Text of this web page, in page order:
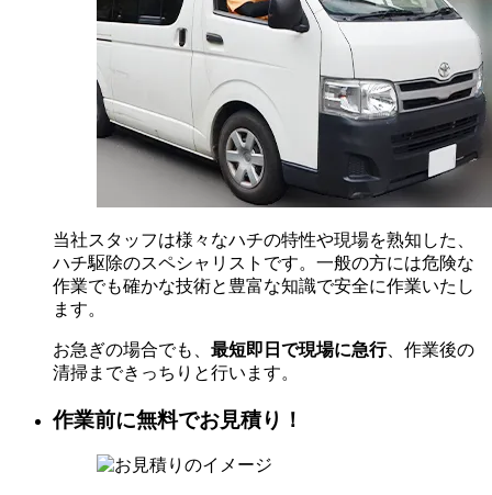
当社スタッフは様々なハチの特性や現場を熟知した、
ハチ駆除のスペシャリストです。一般の方には危険な
作業でも確かな技術と豊富な知識で安全に作業いたし
ます。
お急ぎの場合でも、 最短即日で現場に急行、作業後の
清掃まできっちりと行います。
作業前に無料でお見積り！